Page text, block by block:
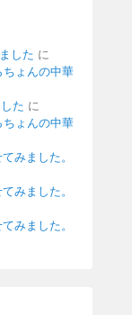
した に
ちょんの中華
た に
ちょんの中華
みました。
みました。
みました。